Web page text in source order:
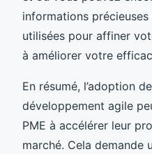
informations
utilisées pour affiner
à améliorer votre
En résumé, l’adoption
développement agile
PME à accélérer leur
marché. Cela demande